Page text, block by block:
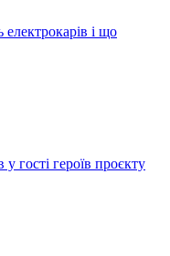
електрокарів і що
гості героїв проєкту